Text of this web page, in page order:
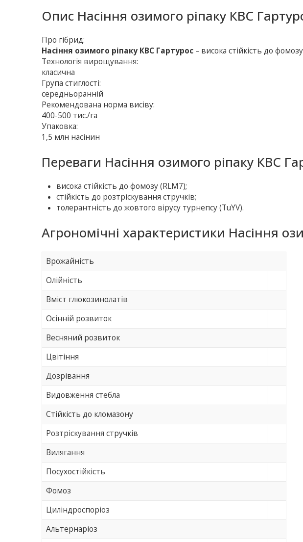
Опис Насіння озимого ріпаку КВС
Про гібрид:
Насіння озимого ріпаку КВС Гартурос – висока стійкість до
Технологія вирощування:
класична
Група стиглості:
середньоранній
Рекомендована норма висіву:
400-500 тис./га
Упаковка:
1,5 млн насінин
Переваги Насіння озимого ріпаку КВС
висока стійкість до фомозу (RLM7);
стійкість до розтріскування стручків;
толерантність до жовтого вірусу турнепсу (TuYV).
Агрономічні характеристики Насіння
Врожайність
Олійність
Вміст глюкозинолатів
Осінній розвиток
Весняний розвиток
Цвітіння
Дозрівання
Видовження стебла
Стійкість до кломазону
Розтріскування стручків
Вилягання
Посухостійкість
Фомоз
Циліндроспоріоз
Альтернаріоз